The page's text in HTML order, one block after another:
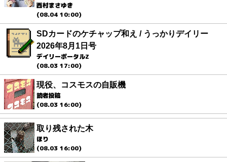
西村まさゆき
(08.04 10:00)
SDカードのケチャップ和え / うっかりデイリー
2026年8月1日号
デイリーポータルZ
(08.03 17:00)
現役、コスモスの自販機
読者投稿
(08.03 16:00)
取り残された木
ほり
(08.03 16:00)